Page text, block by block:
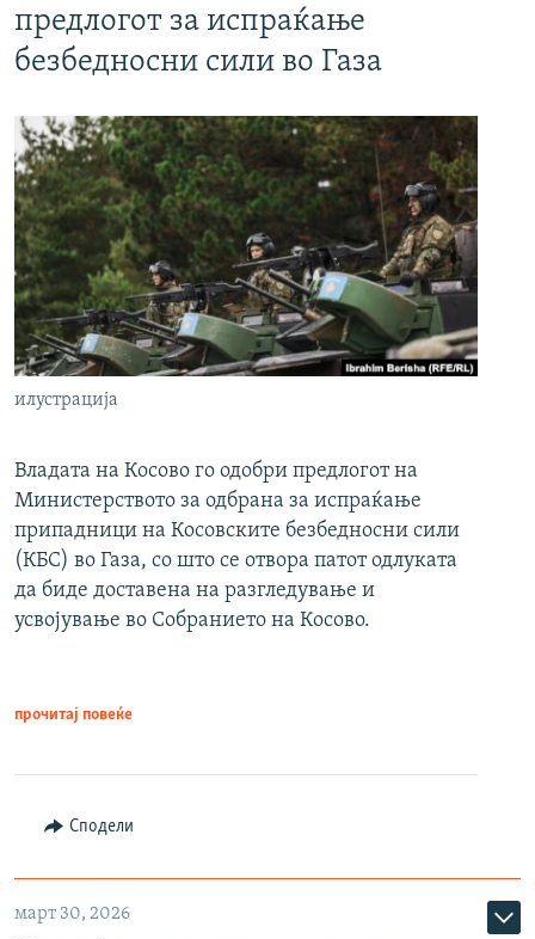
предлогот за испраќање
безбедносни сили во Газа
илустрација
Владата на Косово го одобри предлогот на
Министерството за одбрана за испраќање
припадници на Косовските безбедносни сили
(КБС) во Газа, со што се отвора патот одлуката
да биде доставена на разгледување и
усвојување во Собранието на Косово.
прочитај повеќе
Сподели
март 30, 2026